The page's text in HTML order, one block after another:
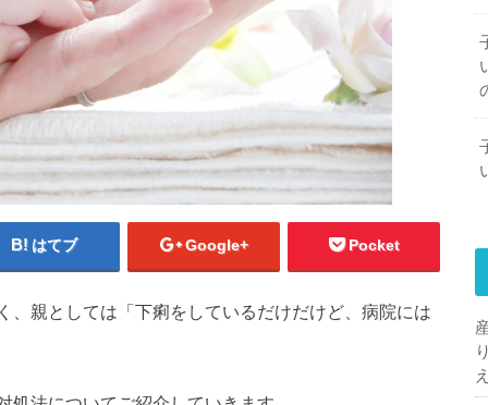
はてブ Google+ Pocket
、親としては「下痢をしているだけだけど、病院には